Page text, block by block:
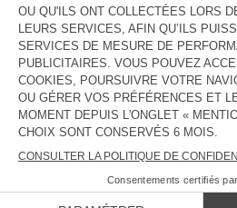
CONTACT
Tél. :(+32) 026733989
E-mail :contact@americanvintage-store.com
LANGUE :